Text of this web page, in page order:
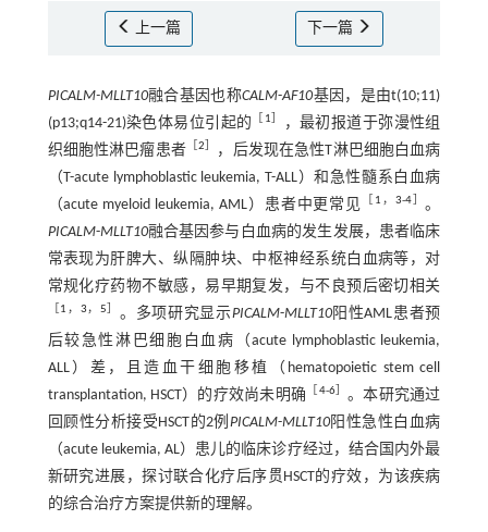
上一篇 下一篇
PICALM-MLLT10融合基因也称CALM-AF10基因，是由t(10;11)
(p13;q14-21)染色体易位引起的
1
，最初报道于弥漫性组
织细胞性淋巴瘤患者［2
，后发现在急性T淋巴细胞白血病
（T-acute lymphoblastic leukemia, T-ALL）和急性髓系白血病
（acute myeloid leukemia, AML）患者中更常见
1 ， 3-4］ 。
PICALM-MLLT10融合基因参与白血病的发生发展，患者临床
常表现为肝脾大、纵隔肿块、中枢神经系统白血病等，对
常规化疗药物不敏感，易早期复发，与不良预后密切相关
1 ， 3， 5 。多项研究显示PICALM-MLLT10阳性AML患者预
后较急性淋巴细胞白血病（acute lymphoblastic leukemia,
ALL）差，且造血干细胞移植（hematopoietic stem cell
transplantation, HSCT）的疗效尚未明确
4-6］ 。本研究通过
回顾性分析接受HSCT的2例 PICALM-MLLT10阳性急性白血病
（acute leukemia, AL）患儿的临床诊疗经过，结合国内外最
新研究进展，探讨联合化疗后序贯HSCT的疗效，为该疾病
的综合治疗方案提供新的理解。